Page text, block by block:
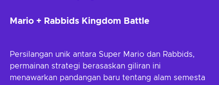
Mario + Rabbids Kingdom Battle
Persilangan unik antara Super Mario dan Rabbids,
permainan strategi berasaskan giliran ini
menawarkan pandangan baru tentang alam semesta